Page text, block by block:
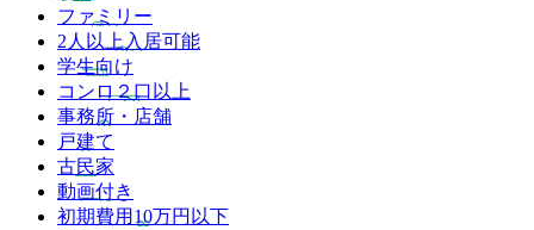
ファミリー
2人以上入居可能
学生向け
コンロ２口以上
事務所・店舗
戸建て
古民家
動画付き
初期費用10万円以下